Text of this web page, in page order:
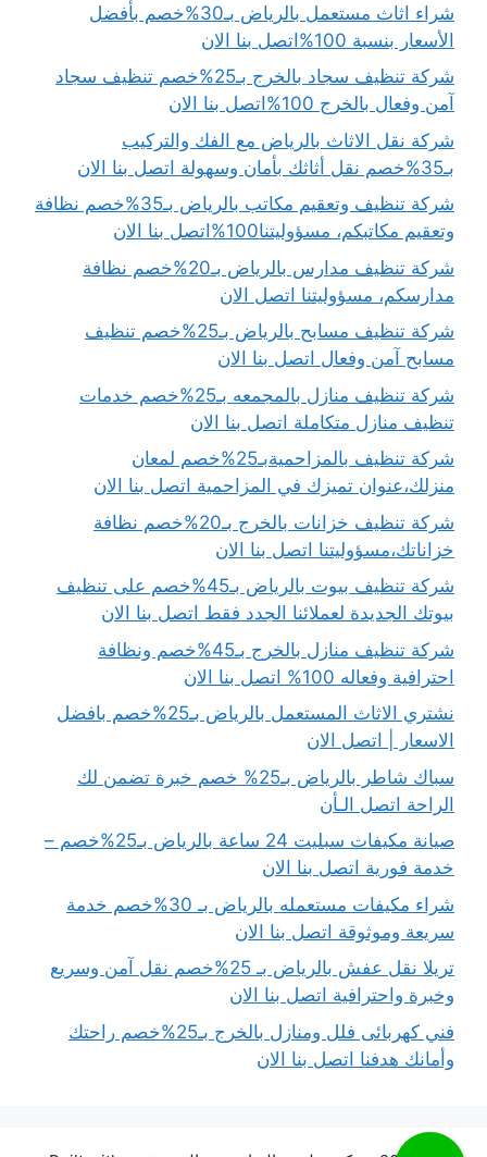
شراء اثاث مستعمل بالرياض بـ30%خصم بأفضل
الأسعار بنسبة 100%اتصل بنا الان
شركة تنظيف سجاد بالخرج بـ25%خصم تنظيف سجاد
آمن وفعال بالخرج 100%اتصل بنا الان
شركة نقل الاثاث بالرياض مع الفك والتركيب
بـ35%خصم نقل أثاثك بأمان وسهولة اتصل بنا الان
شركة تنظيف وتعقيم مكاتب بالرياض بـ35%خصم نظافة
وتعقيم مكاتبكم، مسؤوليتنا100%اتصل بنا الان
شركة تنظيف مدارس بالرياض بـ20%خصم نظافة
مدارسكم، مسؤوليتنا اتصل الان
شركة تنظيف مسابح بالرياض بـ25%خصم تنظيف
مسابح آمن وفعال اتصل بنا الان
شركة تنظيف منازل بالمجمعه بـ25%خصم خدمات
تنظيف منازل متكاملة اتصل بنا الان
شركة تنظيف بالمزاحميةبـ25%خصم لمعان
منزلك،عنوان تميزك في المزاحمية اتصل بنا الان
شركة تنظيف خزانات بالخرج بـ20%خصم نظافة
خزاناتك،مسؤوليتنا اتصل بنا الان
شركة تنظيف بيوت بالرياض بـ45%خصم على تنظيف
بيوتك الجديدة لعملائنا الجدد فقط اتصل بنا الان
شركة تنظيف منازل بالخرج بـ45%خصم ونظافة
احترافية وفعاله 100% اتصل بنا الان
نشتري الاثاث المستعمل بالرياض بـ25%خصم بافضل
الاسعار | اتصل الان
سباك شاطر بالرياض بـ25% خصم خبرة تضمن لك
الراحة اتصل الـأن
صيانة مكيفات سبليت 24 ساعة بالرياض بـ25%خصم –
خدمة فورية اتصل بنا الان
شراء مكيفات مستعمله بالرياض بـ 30%خصم خدمة
سريعة وموثوقة اتصل بنا الان
تريلا نقل عفش بالرياض بـ 25%خصم نقل آمن وسريع
وخبرة واحترافية اتصل بنا الان
فني كهربائى فلل ومنازل بالخرج بـ25%خصم راحتك
وأمانك هدفنا اتصل بنا الان